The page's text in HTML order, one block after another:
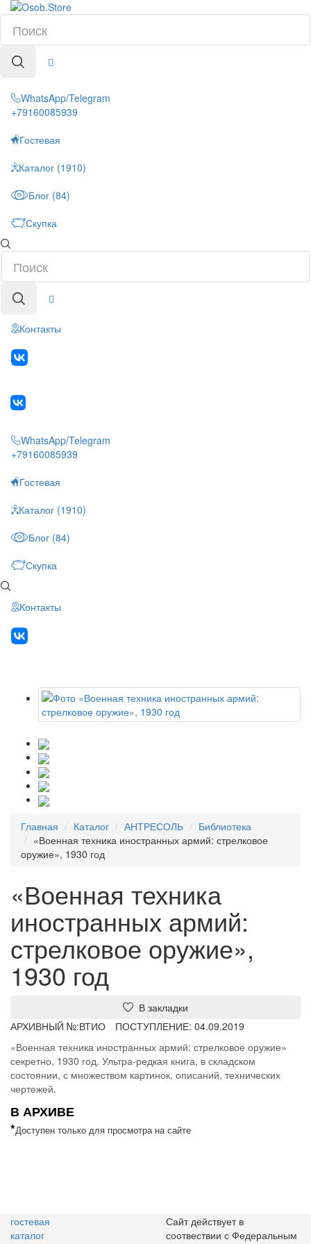
WhatsApp/Telegram
+79160085939
Гостевая
Каталог (1910)
Блог (84)
Скупка
Контакты
WhatsApp/Telegram
+79160085939
Гостевая
Каталог (1910)
Блог (84)
Скупка
Контакты
Главная Каталог АНТРЕСОЛЬ
Библиотека
«Военная техника иностранных армий: стрелковое
оружие», 1930 год
«Военная техника
иностранных армий:
стрелковое оружие»,
1930 год
В закладки
АРХИВНЫЙ №:ВТИО
ПОСТУПЛЕНИЕ: 04.09.2019
«Военная техника иностранных армий: стрелковое оружие»
секретно, 1930 год. Ультра-редкая книга, в складском
состоянии, с множеством картинок, описаний, технических
чертежей.
В АРХИВЕ
*Доступен только для просмотра на сайте
гостевая
каталог
Сайт действует в
соотвествии с Федеральным